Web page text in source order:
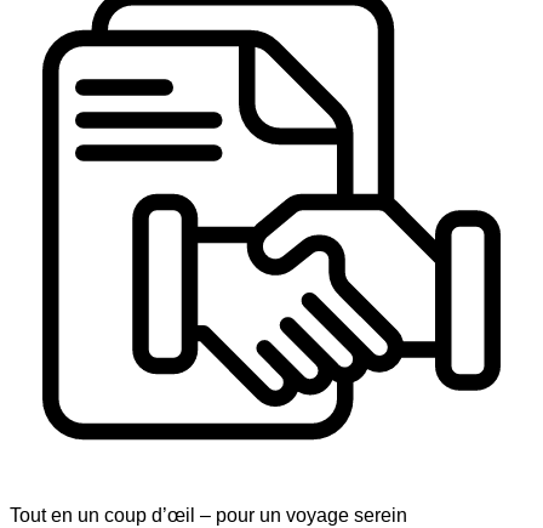
Tout en un coup d’œil – pour un voyage serein